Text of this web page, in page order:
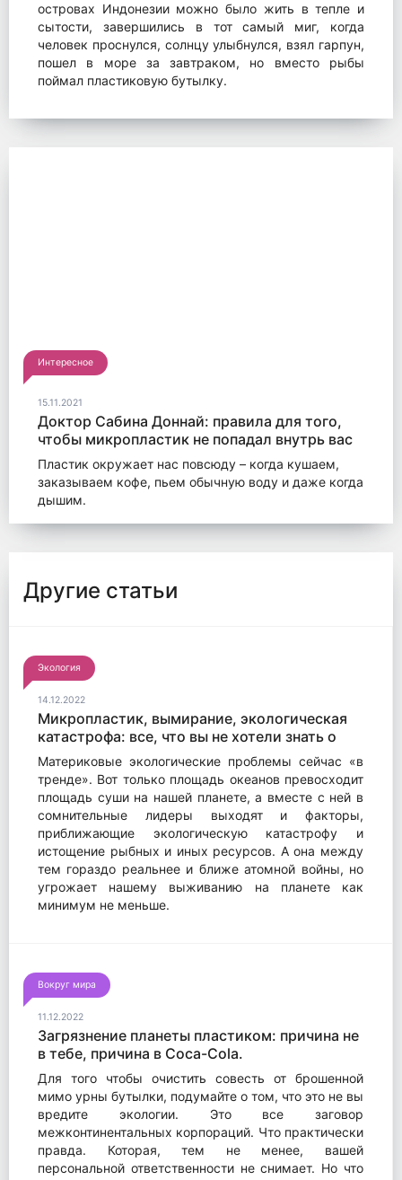
островах Индонезии можно было жить в тепле и
сытости, завершились в тот самый миг, когда
человек проснулся, солнцу улыбнулся, взял гарпун,
пошел в море за завтраком, но вместо рыбы
поймал пластиковую бутылку.
Интересное
15.11.2021
Доктор Сабина Доннай: правила для того,
чтобы микропластик не попадал внутрь вас
Пластик окружает нас повсюду – когда кушаем,
заказываем кофе, пьем обычную воду и даже когда
дышим.
Другие статьи
Экология
14.12.2022
Микропластик, вымирание, экологическая
катастрофа: все, что вы не хотели знать о
глобальном рыболовстве, и еще больше
боялись спросить.
Материковые экологические проблемы сейчас «в
тренде». Вот только площадь океанов превосходит
площадь суши на нашей планете, а вместе с ней в
сомнительные лидеры выходят и факторы,
приближающие экологическую катастрофу и
истощение рыбных и иных ресурсов. А она между
тем гораздо реальнее и ближе атомной войны, но
угрожает нашему выживанию на планете как
минимум не меньше.
Вокруг мира
11.12.2022
Загрязнение планеты пластиком: причина не
в тебе, причина в Coca-Cola.
Для того чтобы очистить совесть от брошенной
мимо урны бутылки, подумайте о том, что это не вы
вредите экологии. Это все заговор
межконтинентальных корпораций. Что практически
правда. Которая, тем не менее, вашей
персональной ответственности не снимает. Но что